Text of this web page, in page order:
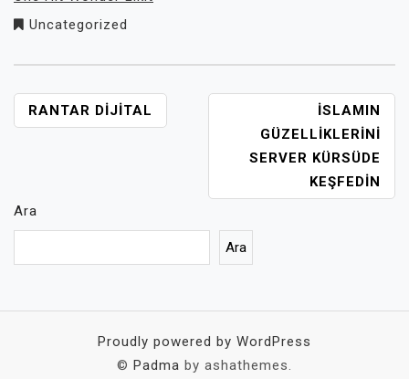
Uncategorized
YAZI
GEZINMESI
RANTAR DIJITAL
İSLAMIN
GÜZELLIKLERINI
SERVER KÜRSÜDE
KEŞFEDIN
Ara
Ara
Proudly powered by WordPress
© Padma by ashathemes.